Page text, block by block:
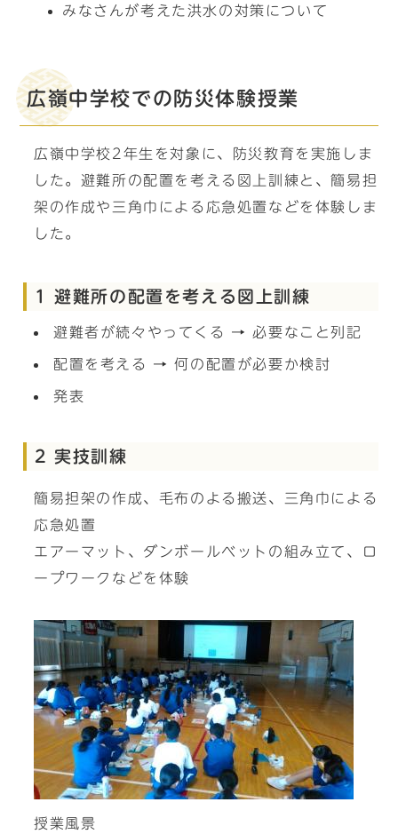
みなさんが考えた洪水の対策について
広嶺中学校での防災体験授業
広嶺中学校2年生を対象に、防災教育を実施しま
した。避難所の配置を考える図上訓練と、簡易担
架の作成や三角巾による応急処置などを体験しま
した。
1 避難所の配置を考える図上訓練
避難者が続々やってくる → 必要なこと列記
配置を考える → 何の配置が必要か検討
発表
2 実技訓練
簡易担架の作成、毛布のよる搬送、三角巾による
応急処置
エアーマット、ダンボールベットの組み立て、ロ
ープワークなどを体験
授業風景